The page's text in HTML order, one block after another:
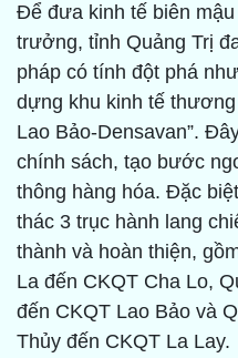
Để đưa kinh tế biên
trưởng, tỉnh Quảng Trị
pháp có tính đột phá
dựng khu kinh tế
Lao Bảo-Densavan”.
chính sách, tạo bước
thông hàng hóa. Đặc
thác 3 trục hành lang
thành và hoàn thiện,
La đến CKQT Cha Lo,
đến CKQT Lao Bảo và
Thủy đến CKQT La Lay.